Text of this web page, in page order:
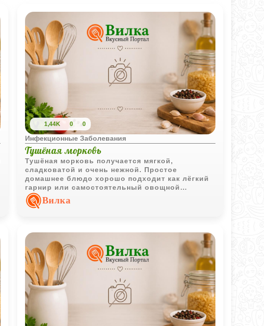
1,44K 0 0
Инфекционные Заболевания
Тушёная морковь
Тушёная морковь получается мягкой,
сладковатой и очень нежной. Простое
домашнее блюдо хорошо подходит как лёгкий
гарнир или самостоятельный овощной
вариант.Вилка